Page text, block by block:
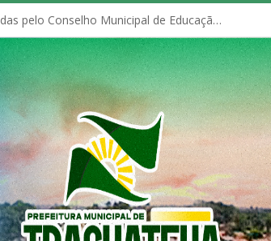
Políticas Municipais aprovadas pelo Conselho Municipal de Educação (CME)